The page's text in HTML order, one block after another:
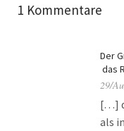
1 Kommentare
Der
das
29/
[…]
als